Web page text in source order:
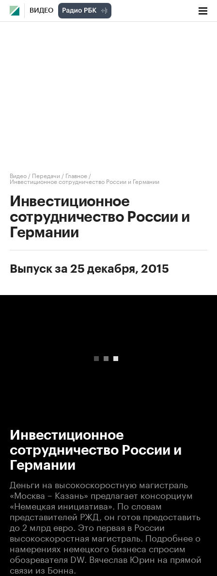
ВИДЕО
Видео / Передачи / Главное /
Инвестиционное сотрудничество России и Германии
Инвестиционное
сотрудничество России и
Германии
Выпуск за 25 декабря, 2015
Инвестиционное
сотрудничество России и
Германии
Деньги на высокоскоростную магистраль
«Москва – Казань» предлагает консорциум
«Немецкая инициатива». По словам
представителей РЖД, он готов предоставить
до 2 млрд евро. Это первая в России
высокоскоростная магистраль. Подробнее о
намерениях немецкого бизнеса спросим
обозревателя DW. Вячеслав Юрин на прямой
связи из Бонна.